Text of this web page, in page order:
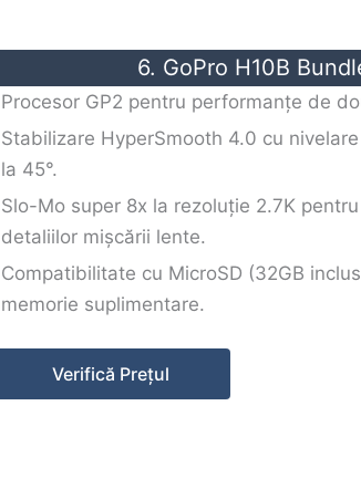
6. GoPro H10B
Procesor GP2 pentru performanțe de
Stabilizare HyperSmooth 4.0 cu
la 45°.
Slo-Mo super 8x la rezoluție 2.7K
detaliilor mișcării lente.
Compatibilitate cu MicroSD (32GB
memorie suplimentare.
Verifică Prețul